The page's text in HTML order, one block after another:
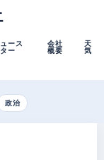
ース
ー
会社
概要
天
気
政治